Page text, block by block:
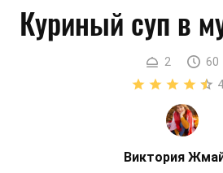
Куриный суп в
2
60
Виктория